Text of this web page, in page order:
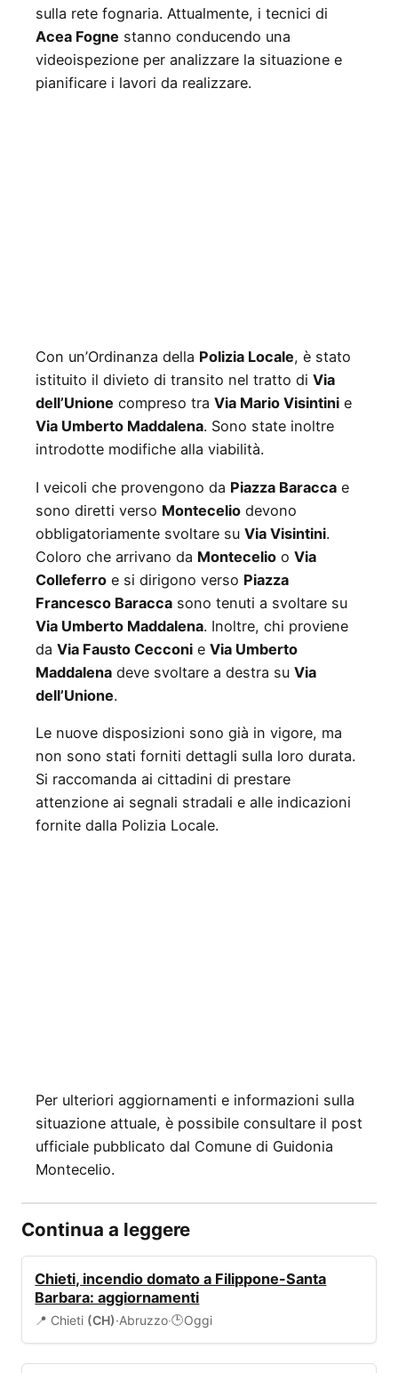
sulla rete fognaria. Attualmente, i tecnici di
Acea Fogne stanno conducendo una
videoispezione per analizzare la situazione e
pianificare i lavori da realizzare.
Con un’Ordinanza della Polizia Locale, è stato
istituito il divieto di transito nel tratto di Via
dell’Unione compreso tra Via Mario Visintini e
Via Umberto Maddalena. Sono state inoltre
introdotte modifiche alla viabilità.
I veicoli che provengono da Piazza Baracca e
sono diretti verso Montecelio devono
obbligatoriamente svoltare su Via Visintini.
Coloro che arrivano da Montecelio o Via
Colleferro e si dirigono verso Piazza
Francesco Baracca sono tenuti a svoltare su
Via Umberto Maddalena. Inoltre, chi proviene
da Via Fausto Cecconi e Via Umberto
Maddalena deve svoltare a destra su Via
dell’Unione.
Le nuove disposizioni sono già in vigore, ma
non sono stati forniti dettagli sulla loro durata.
Si raccomanda ai cittadini di prestare
attenzione ai segnali stradali e alle indicazioni
fornite dalla Polizia Locale.
Per ulteriori aggiornamenti e informazioni sulla
situazione attuale, è possibile consultare il post
ufficiale pubblicato dal Comune di Guidonia
Montecelio.
Continua a leggere
Chieti, incendio domato a Filippone-Santa
Barbara: aggiornamenti
📍 Chieti (CH)·Abruzzo·🕒Oggi